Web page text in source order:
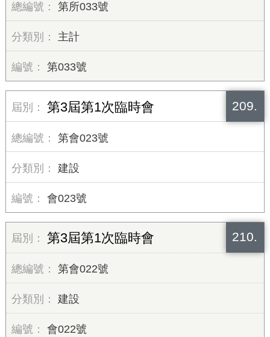
第所033號
主計
第033號
209.
第3屆第1次臨時會
第會023號
建設
會023號
210.
第3屆第1次臨時會
第會022號
建設
會022號